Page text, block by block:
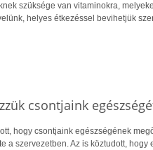
szüksége van vitaminokra,
helyes étkezéssel bevihetjük
csontjaink
hogy csontjaink egészségének
a szervezetben. Az is köztudott,